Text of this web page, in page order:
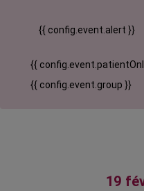
{{ config.event.alert }}
{{
{{ config.event.group }}
19